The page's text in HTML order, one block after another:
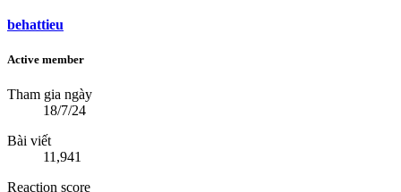
behattieu
Active member
Tham gia ngày
18/7/24
Bài viết
11,941
Reaction score